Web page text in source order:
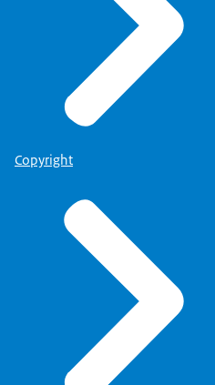
Copyright